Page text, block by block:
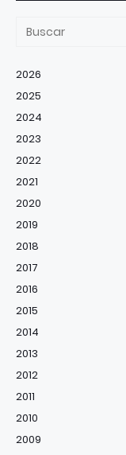
2026
2025
2024
2023
2022
2021
2020
2019
2018
2017
2016
2015
2014
2013
2012
2011
2010
2009